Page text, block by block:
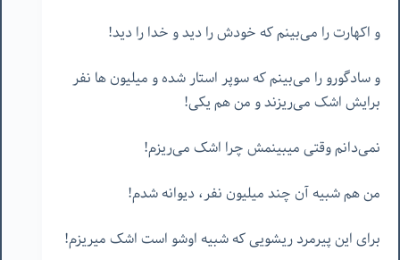
و اکهارت را می‌بینم که خودش را دید و خدا را دید!
و سادگورو را می‌بینم که سوپر استار شده و میلیون ها نفر
برایش اشک می‌ریزند و من هم یکی!
نمی‌دانم وقتی میبینمش چرا اشک می‌ریزم!
من هم شبیه آن چند میلیون نفر، دیوانه شدم!
برای این پیرمرد ریشویی که شبیه اوشو است اشک میریزم!